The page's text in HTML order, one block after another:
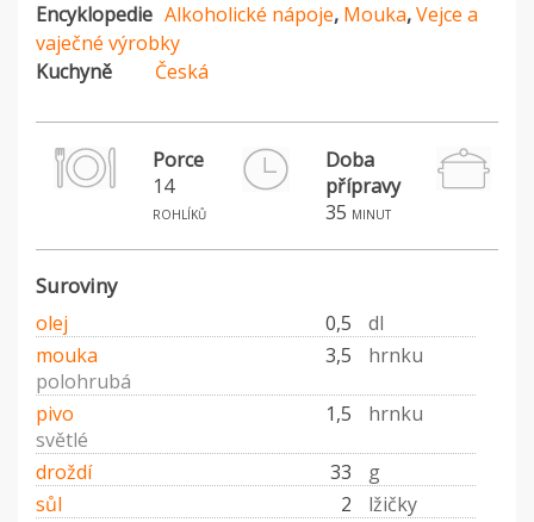
Encyklopedie Alkoholické nápoje, Mouka,Vejce a
vaječné výrobky
Kuchyně
Česká
Porce
14
rohlíků
Doba
přípravy
35 minut
Suroviny
olej 0,5
dl
mouka
3,5
hrnku
polohrubá
pivo
1,5
hrnku
světlé
droždí
33
g
sůl
2
lžičky